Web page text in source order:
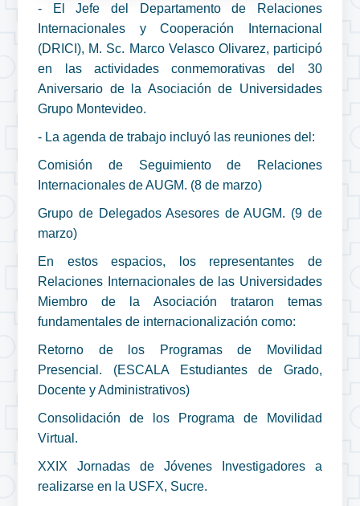
- El Jefe del Departamento de Relaciones
Internacionales y Cooperación Internacional
(DRICI), M. Sc. Marco Velasco Olivarez, participó
en las actividades conmemorativas del 30
Aniversario de la Asociación de Universidades
Grupo Montevideo.
- La agenda de trabajo incluyó las reuniones del:
Comisión de Seguimiento de Relaciones
Internacionales de AUGM. (8 de marzo)
Grupo de Delegados Asesores de AUGM. (9 de
marzo)
En estos espacios, los representantes de
Relaciones Internacionales de las Universidades
Miembro de la Asociación trataron temas
fundamentales de internacionalización como:
Retorno de los Programas de Movilidad
Presencial. (ESCALA Estudiantes de Grado,
Docente y Administrativos)
Consolidación de los Programa de Movilidad
Virtual.
XXIX Jornadas de Jóvenes Investigadores a
realizarse en la USFX, Sucre.